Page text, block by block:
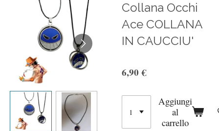
Collana Occhi
Ace COLLANA
IN CAUCCIU'
6,90 €
Aggiungi
al
carrello